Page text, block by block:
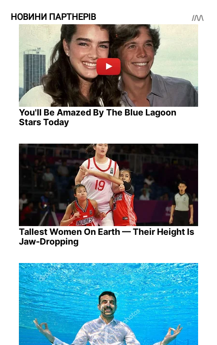
НОВИНИ ПАРТНЕРІВ
You'll Be Amazed By The Blue Lagoon
Stars Today
Tallest Women On Earth — Their Height Is
Jaw-Dropping